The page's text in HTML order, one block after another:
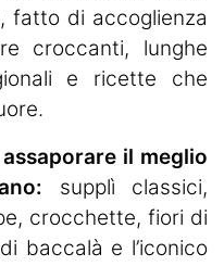
fatto di accoglienza
croccanti, lunghe
e ricette che
il meglio
supplì classici,
crocchette, fiori di
baccalà e l’iconico